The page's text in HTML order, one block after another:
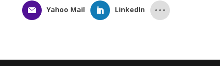
Yahoo Mail LinkedIn